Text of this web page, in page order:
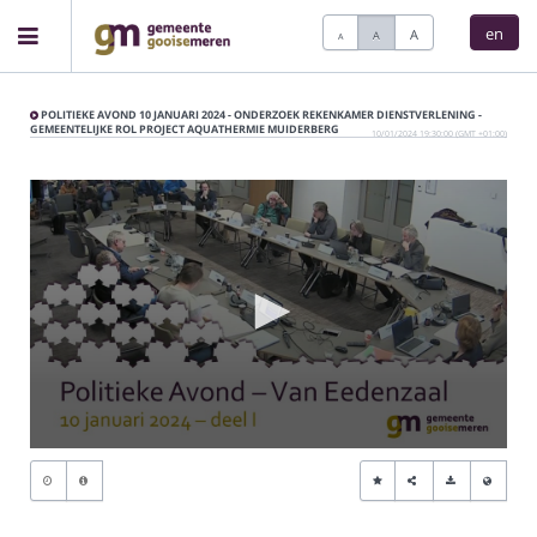
Home
Meetings
Live Sessions
Categories
Watchlist
Search
en
A A A
POLITIEKE AVOND 10 JANUARI 2024 - ONDERZOEK REKENKAMER DIENSTVERLENING -
GEMEENTELIJKE ROL PROJECT AQUATHERMIE MUIDERBERG
10/01/2024 19:30:00 (GMT +01:00)
0
seconds
of